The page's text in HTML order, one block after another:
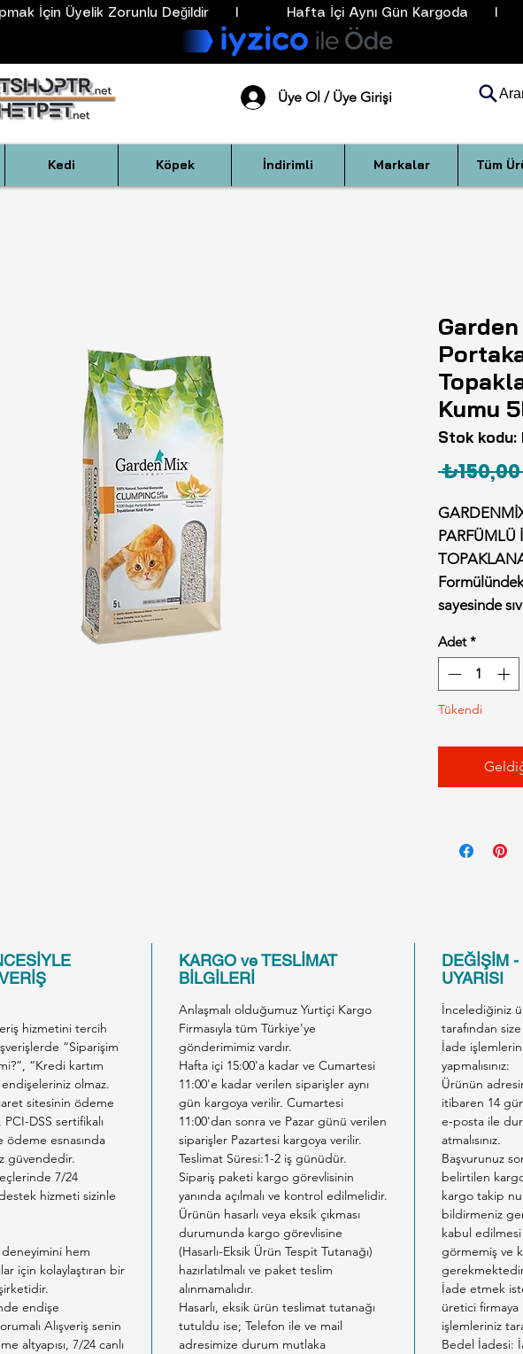
İçin Üyelik Zorunlu Değildir      I           Hafta İçi Aynı Gün Kargoda      I
Üye Ol / Üye Girişi
Kedi Köpek İndirimli Markalar Tüm
Kumu
Stok kodu:
₺150,00
PARFÜMLÜ
sayesinde
ortam sağlar.
* Nemi ve
Doğal
geometrik
sıvı emme
hızla
ve bakteri
hızlı ve
süreli
* Tozsuz ve
işlemlerden
minimum
yüksek
kedinizin
bırakmaz.
Kullanım
* Kedinizin
bir noktaya
* Kedi
zeminini 7 - 8
kapatacak
* Topaklanan
parçalarını
Adet *
Tükendi
hizmetini tercih
“Siparişim
“Kredi kartım
endişeleriniz olmaz.
sitesinin ödeme
DSS sertifikalı
ödeme esnasında
güvendedir.
7/24
hizmeti sizinle
hem
için kolaylaştıran bir
endişe
Alışveriş senin
altyapısı, 7/24 canlı
KARGO ve TESLİMAT
BİLGİLERİ
Anlaşmalı olduğumuz Yurtiçi Kargo
Firmasıyla tüm Türkiye'ye
gönderimimiz vardır.
Hafta içi 15:00'a kadar ve Cumartesi
11:00'e kadar verilen siparişler aynı
gün kargoya verilir. Cumartesi
11:00'dan sonra ve Pazar günü verilen
siparişler Pazartesi kargoya verilir.
Teslimat Süresi:1-2 iş günüdür.
Sipariş paketi kargo görevlisinin
yanında açılmalı ve kontrol edilmelidir.
Ürünün hasarlı veya eksik çıkması
durumunda kargo görevlisine
(Hasarlı-Eksik Ürün Tespit Tutanağı)
hazırlatılmalı ve paket teslim
alınmamalıdır.
Hasarlı, eksik ürün teslimat tutanağı
tutuldu ise; Telefon ile ve mail
adresimize durum mutlaka
DEĞİŞİM
UYARISI
İncelediğiniz
tarafından
İade
yapmalısınız:
Ürünün
itibaren 14
e-posta ile
atmalısınız.
Başvurunuz
belirtilen
kargo takip
bildirmeniz
kabul
görmemiş ve
İade etmek
üretici firmaya
işlemleriniz
Bedel İadesi: